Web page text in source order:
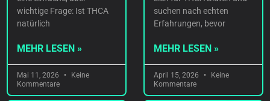
wichtige Frage: Ist THCA
natürlich
MEHR LESEN »
Mai 11, 2026
Keine
Kommentare
suchen nach echten
Erfahrungen, bevor
MEHR LESEN »
April 15, 2026
Keine
Kommentare